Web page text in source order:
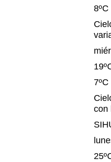
8ºC
7ºC
con